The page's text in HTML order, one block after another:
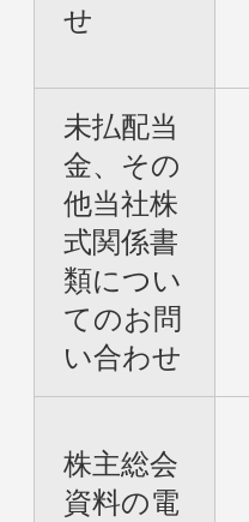
せ
未払配当
金、その
他当社株
式関係書
類につい
てのお問
い合わせ
株主総会
資料の電